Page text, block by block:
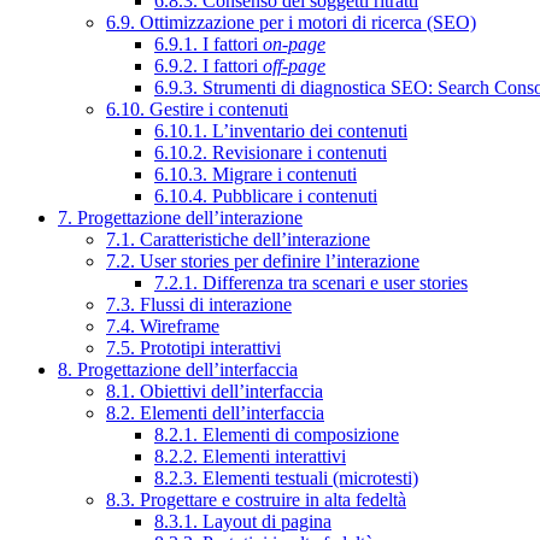
6.9. Ottimizzazione per i motori di ricerca (SEO)
6.9.1. I fattori on-page
6.9.2. I fattori off-page
6.9.3. Strumenti di diagnostica SEO: Search
6.10. Gestire i contenuti
6.10.1. L’inventario dei contenuti
6.10.2. Revisionare i contenuti
6.10.3. Migrare i contenuti
6.10.4. Pubblicare i contenuti
7. Progettazione dell’interazione
7.1. Caratteristiche dell’interazione
7.2. User stories per definire l’interazione
7.2.1. Differenza tra scenari e user stories
7.3. Flussi di interazione
7.4. Wireframe
7.5. Prototipi interattivi
8. Progettazione dell’interfaccia
8.1. Obiettivi dell’interfaccia
8.2. Elementi dell’interfaccia
8.2.1. Elementi di composizione
8.2.2. Elementi interattivi
8.2.3. Elementi testuali (microtesti)
8.3. Progettare e costruire in alta fedeltà
8.3.1. Layout di pagina